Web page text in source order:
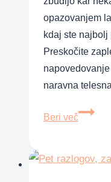
opazovanjem
kdaj ste
Preskočite
naravna
Beri več
da